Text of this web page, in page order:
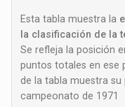
Esta tabla muestra la
la clasificación de la
Se refleja la posición
puntos totales en ese
de la tabla muestra su
campeonato de 1971